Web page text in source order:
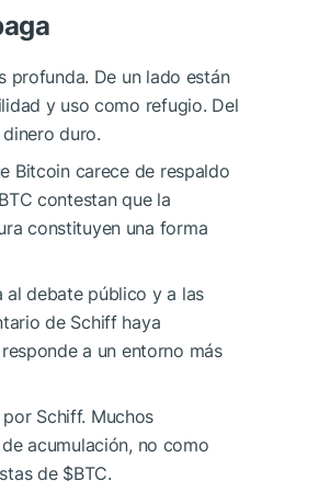
profunda. De un lado están
y uso como refugio. Del
duro.
Bitcoin carece de respaldo
contestan que la
constituyen una forma
al debate público y a las
de Schiff haya
a un entorno más
Schiff. Muchos
acumulación, no como
de $BTC.